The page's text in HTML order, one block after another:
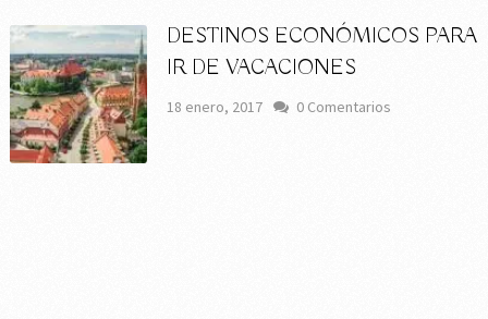
DESTINOS ECONÓMICOS PARA
IR DE VACACIONES
18 enero, 2017 0 Comentarios